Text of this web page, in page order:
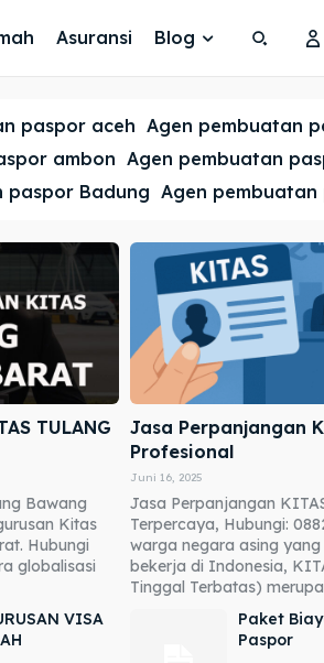
Asuransi Blog
paspor aceh Agen pembuatan
ambon Agen pembuatan
paspor Badung Agen
TULANG
Bawang
Kitas
Hubungi
globalisasi
Jasa Perpanjangan
Profesional
Juni 16, 2025
Jasa Perpanjangan
Terpercaya, Hubungi:
warga negara asing
bekerja di Indonesia,
Tinggal Terbatas)
VISA
Paket
Paspor